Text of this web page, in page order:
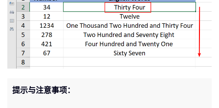
提示与注意事项：